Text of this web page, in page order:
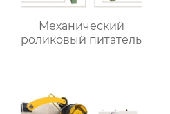
Механический
роликовый питатель